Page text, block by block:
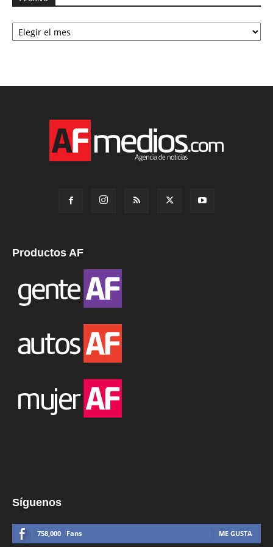
Archivo
Productos AF
Síguenos
758,000 Fans ME GUSTA